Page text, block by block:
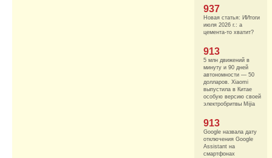
937
Новая статья: ИИтоги
июля 2026 г.: а
цемента-то хватит?
913
5 млн движений в
минуту и 90 дней
автономности — 50
долларов. Xiaomi
выпустила в Китае
особую версию своей
электробритвы Mijia
913
Google назвала дату
отключения Google
Assistant на
смартфонах